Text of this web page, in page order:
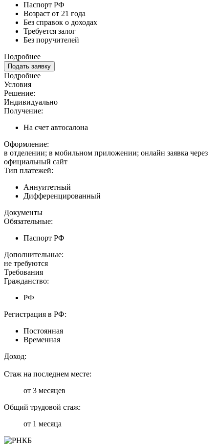
Паспорт РФ
Возраст от 21 года
Без справок о доходах
Требуется залог
Без поручителей
Подробнее
Подать заявку
Подробнее
Условия
Решение:
Индивидуально
Получение:
На счет автосалона
Оформление:
в отделении; в мобильном приложении; онлайн заявка через
официальный сайт
Тип платежей:
Аннуитетный
Дифференцированный
Документы
Обязательные:
Паспорт РФ
Дополнительные:
не требуются
Требования
Гражданство:
РФ
Регистрация в РФ:
Постоянная
Временная
Доход:
—
Стаж на последнем месте:
от 3 месяцев
Общий трудовой стаж:
от 1 месяца